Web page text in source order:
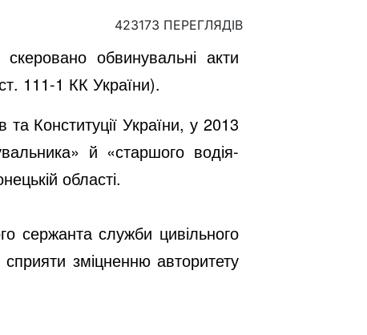
423173 ПЕРЕГЛЯДІВ
обвинувальні акти
111-1 КК України).
Конституції України, у 2013
й «старшого водія-
області.
сержанта служби цивільного
зміцненню авторитету